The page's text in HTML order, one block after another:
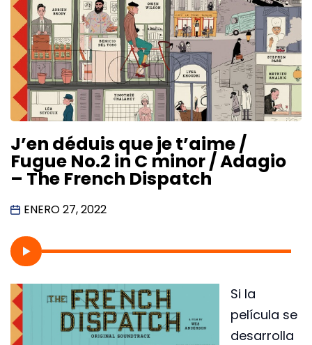
J’en déduis que je t’aime /
Fugue No.2 in C minor / Adagio
– The French Dispatch
ENERO 27, 2022
Si la
película se
desarrolla